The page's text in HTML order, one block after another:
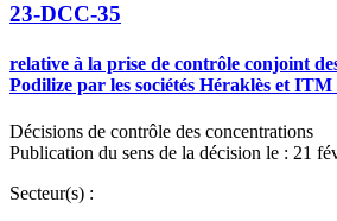
23-DCC-35
relative à la prise de contrôle conjoint
Podilize par les sociétés Héraklès et
Décisions de contrôle des concentrations
Publication du sens de la décision le : 21
Secteur(s) :